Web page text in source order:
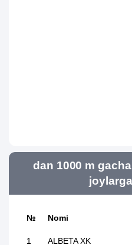
dan 1000 m
№ Nomi
1 ALBETA XK